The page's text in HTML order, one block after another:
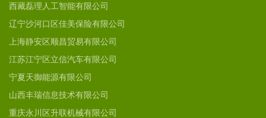
西藏磊理人工智能有限公司
辽宁沙河口区佳美保险有限公司
上海静安区顺昌贸易有限公司
江苏江宁区立信汽车有限公司
宁夏天御能源有限公司
山西丰瑞信息技术有限公司
重庆永川区升联机械有限公司